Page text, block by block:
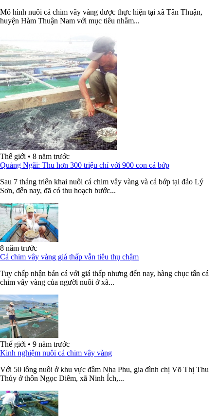
Mô hình nuôi cá chim vây vàng được thực hiện tại xã Tân Thuận,
huyện Hàm Thuận Nam với mục tiêu nhằm...
Thế giới • 8 năm trước
Quảng Ngãi: Thu hơn 300 triệu chỉ với 900 con cá bớp
Sau 7 tháng triển khai nuôi cá chim vây vàng và cá bớp tại đảo Lý
Sơn, đến nay, đã có thu hoạch bước...
8 năm trước
Cá chim vây vàng giá thấp vẫn tiêu thụ chậm
Tuy chấp nhận bán cá với giá thấp nhưng đến nay, hàng chục tấn cá
chim vây vàng của người nuôi ở xã...
Thế giới • 9 năm trước
Kinh nghiệm nuôi cá chim vây vàng
Với 50 lồng nuôi ở khu vực đầm Nha Phu, gia đình chị Võ Thị Thu
Thủy ở thôn Ngọc Diêm, xã Ninh Ích,...